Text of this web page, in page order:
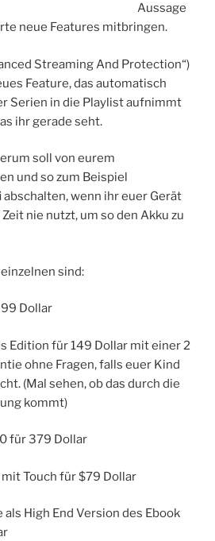
Aussage
neue Features mitbringen.
Streaming And Protection“)
Feature, das automatisch
Serien in die Playlist aufnimmt
ihr gerade seht.
soll von eurem
und so zum Beispiel
wenn ihr euer Gerät
nie nutzt, um so den Akku zu
sind:
Dollar
Edition für 149 Dollar mit einer 2
ohne Fragen, falls euer Kind
(Mal sehen, ob das durch die
kommt)
für 379 Dollar
Touch für $79 Dollar
High End Version des Ebook